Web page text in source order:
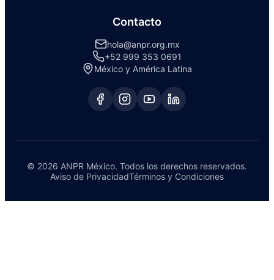
Contacto
hola@anpr.org.mx
+52 999 353 0691
México y América Latina
© 2026 ANPR México. Todos los derechos reservados.
Aviso de PrivacidadTérminos y Condiciones